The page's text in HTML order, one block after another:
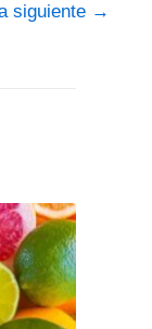
siguiente →